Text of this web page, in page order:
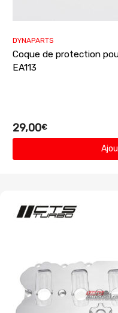
DYNAPARTS
Coque de protection
EA113
29,00€